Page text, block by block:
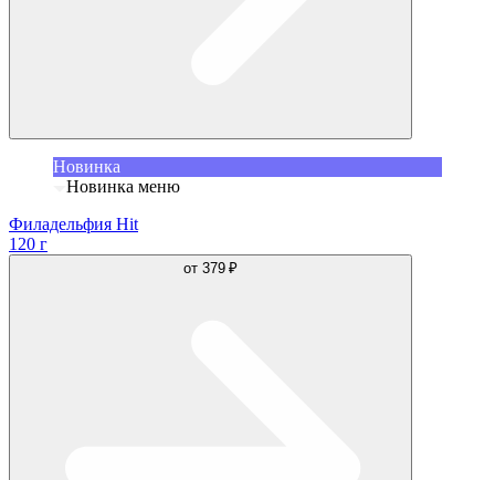
Новинка
Новинка меню
Филадельфия Hit
120 г
от 379 ₽